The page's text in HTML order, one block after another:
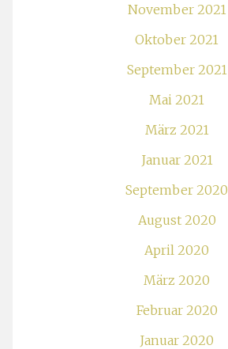
November 2021
Oktober 2021
September 2021
Mai 2021
März 2021
Januar 2021
September 2020
August 2020
April 2020
März 2020
Februar 2020
Januar 2020